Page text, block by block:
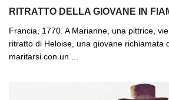
RITRATTO DELLA GIOVANE IN
Francia, 1770. A Marianne, una pittrice,
ritratto di Heloise, una giovane richiamata
maritarsi con un ...